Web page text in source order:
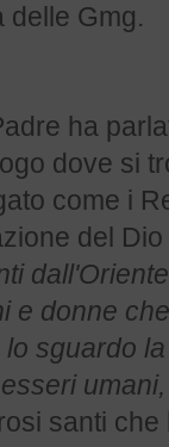
delle Gmg.
ha
dove si
come i
del
e donne
sguardo
santi